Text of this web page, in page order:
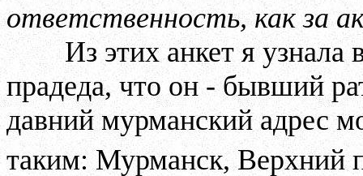
ответственность, как за
Из этих анкет я
прадеда, что он - бывший
давний мурманский адрес
таким: Мурманск, Верхний